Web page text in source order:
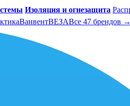
Изоляция и огнезащита
ВанвентВЕЗАВсе 47 брендов →